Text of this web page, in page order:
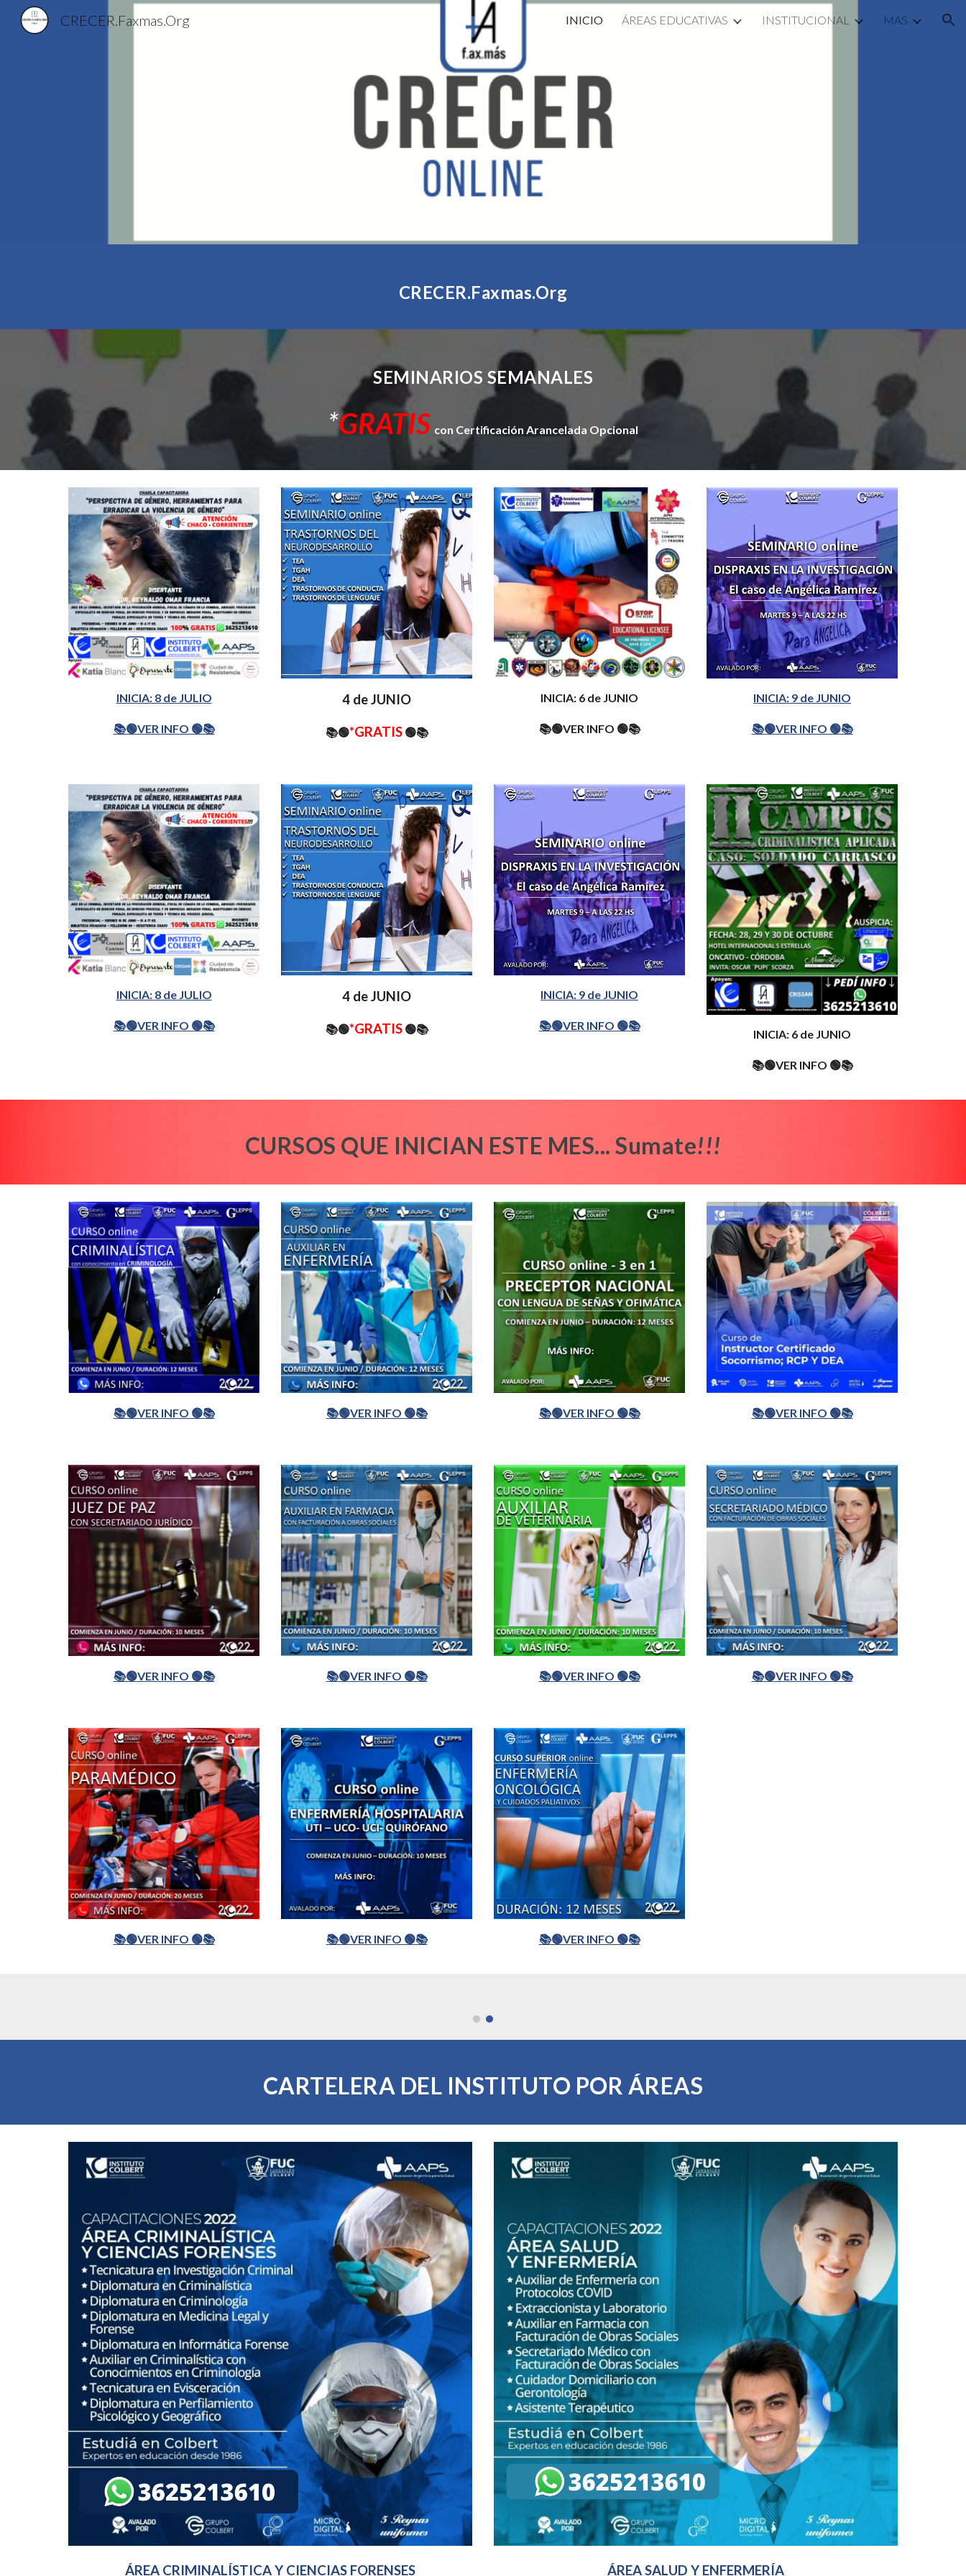
Skip to navigation
CRECER.Faxmas.Org INICIO ÁREAS EDUCATIVAS INSTITUCIONAL MAS
CRECER.Faxmas.Org
SEMINARIOS SEMANALES
*GRATIS con Certificación Arancelada Opcional
INICIA: 8 de JULIO
📚🟢VER INFO 🟢📚
4 de JUNIO
📚🟢*GRATIS🟢📚
INICIA: 6 de JUNIO
📚🟢VER INFO 🟢📚
INICIA: 9 de JUNIO
📚🟢VER INFO 🟢📚
INICIA: 8 de JULIO
📚🟢VER INFO 🟢📚
4 de JUNIO
📚🟢*GRATIS🟢📚
INICIA: 9 de JUNIO
📚🟢VER INFO 🟢📚
INICIA: 6 de JUNIO
📚🟢VER INFO 🟢📚
CURSOS QUE INICIAN ESTE MES... Sumate!!!
📚🟢VER INFO 🟢📚 📚🟢VER INFO 🟢📚 📚🟢VER INFO 🟢📚 📚🟢VER INFO 🟢📚
📚🟢VER INFO 🟢📚 📚🟢VER INFO 🟢📚 📚🟢VER INFO 🟢📚 📚🟢VER INFO 🟢📚
📚🟢VER INFO 🟢📚 📚🟢VER INFO 🟢📚 📚🟢VER INFO 🟢📚
CARTELERA DEL INSTITUTO POR ÁREAS
ÁREA CRIMINALÍSTICA Y CIENCIAS FORENSES ÁREA SALUD Y ENFERMERÍA